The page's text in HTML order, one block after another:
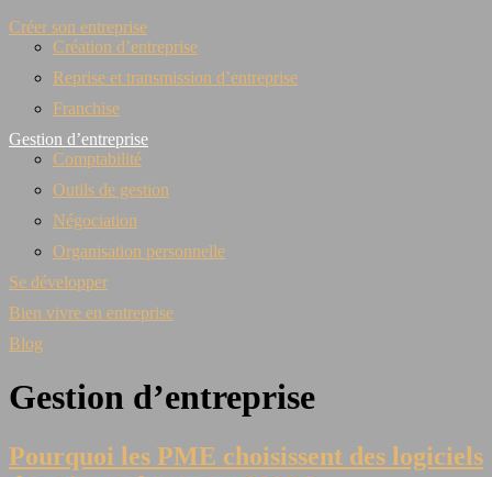
Créer son entreprise
Création d’entreprise
Reprise et transmission d’entreprise
Franchise
Gestion d’entreprise
Comptabilité
Outils de gestion
Négociation
Organisation personnelle
Se développer
Bien vivre en entreprise
Blog
Gestion d’entreprise
Pourquoi les PME choisissent des logiciels